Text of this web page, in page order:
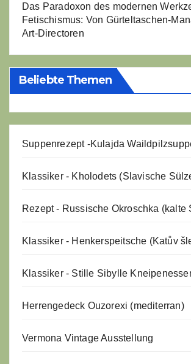
Das Paradoxon des modernen
Fetischismus: Von Gürteltaschen-
Art-Directoren
Beliebte Themen
Suppenrezept -Kulajda
Klassiker - Kholodets (Slavische
Rezept - Russische Okroschka (kalte
Klassiker - Henkerspeitsche (Katův
Klassiker - Stille Sibylle
Herrengedeck Ouzorexi (mediterran)
Vermona Vintage Ausstellung